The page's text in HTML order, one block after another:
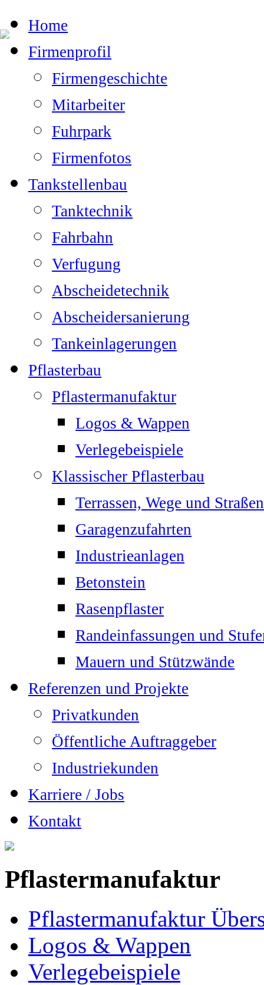
Home
Firmenprofil
Firmengeschichte
Mitarbeiter
Fuhrpark
Firmenfotos
Tankstellenbau
Tanktechnik
Fahrbahn
Verfugung
Abscheidetechnik
Abscheidersanierung
Tankeinlagerungen
Pflasterbau
Pflastermanufaktur
Logos & Wappen
Verlegebeispiele
Klassischer Pflasterbau
Terrassen, Wege und Straßen
Garagenzufahrten
Industrieanlagen
Betonstein
Rasenpflaster
Randeinfassungen und
Mauern und Stützwände
Referenzen und Projekte
Privatkunden
Öffentliche Auftraggeber
Industriekunden
Karriere / Jobs
Kontakt
Pflastermanufaktur
Pflastermanufaktur
Logos & Wappen
Verlegebeispiele